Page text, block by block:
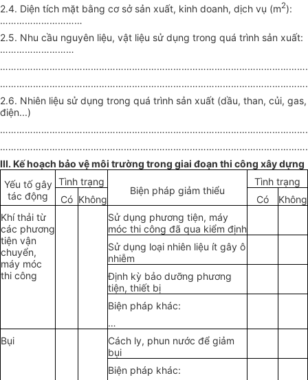
2.4. Diện tích mặt bằng cơ sở sản xuất, kinh doanh, dịch vụ (m2):
…………………………
2.5. Nhu cầu nguyên liệu, vật liệu sử dụng trong quá trình sản xuất:
………………………
2.6. Nhiên liệu sử dụng trong quá trình sản xuất (dầu, than, củi, gas,
điện...)
III. Kế hoạch bảo vệ môi trường trong giai đoạn thi công xây dựng
Yếu tố gây
tác động
Tình trạng
Biện pháp giảm thiểu
Tình trạng
Có Không Có
Không
Khí thải từ
các phương
tiện vận
chuyển,
máy móc
thi công
Sử dụng phương tiện, máy
móc thi công đã qua kiểm định
Sử dụng loại nhiên liệu ít gây ô
nhiễm
Định kỳ bảo dưỡng phương
tiện, thiết bị
Biện pháp khác:
…
Bụi
Cách ly, phun nước để giảm
bụi
Biện pháp khác: